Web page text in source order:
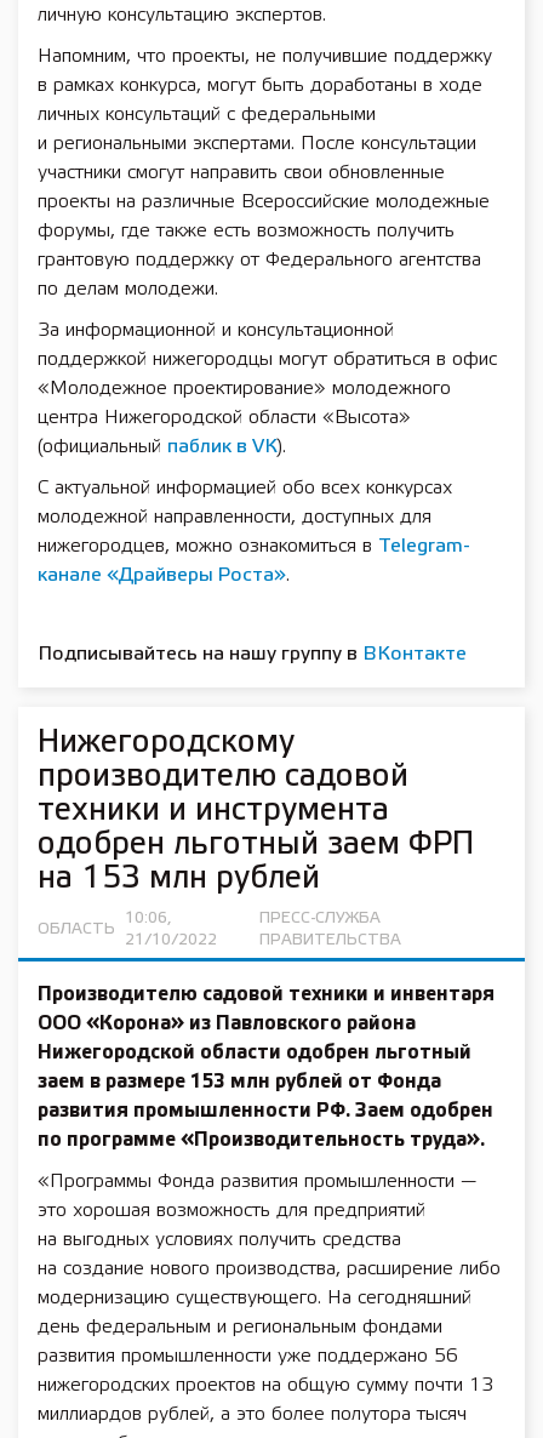
личную консультацию экспертов.
Напомним, что проекты, не получившие поддержку
в рамках конкурса, могут быть доработаны в ходе
личных консультаций с федеральными
и региональными экспертами. После консультации
участники смогут направить свои обновленные
проекты на различные Всероссийские молодежные
форумы, где также есть возможность получить
грантовую поддержку от Федерального агентства
по делам молодежи.
За информационной и консультационной
поддержкой нижегородцы могут обратиться в офис
«Молодежное проектирование» молодежного
центра Нижегородской области «Высота»
(официальный паблик в VК).
С актуальной информацией обо всех конкурсах
молодежной направленности, доступных для
нижегородцев, можно ознакомиться в Telegram-
канале «Драйверы Роста».
Подписывайтесь на нашу группу в ВКонтакте
Нижегородскому
производителю садовой
техники и инструмента
одобрен льготный заем ФРП
на 153 млн рублей
ОБЛАСТЬ
10:06,
21/10/2022
ПРЕСС-СЛУЖБА
ПРАВИТЕЛЬСТВА
Производителю садовой техники и инвентаря
ООО «Корона» из Павловского района
Нижегородской области одобрен льготный
заем в размере 153 млн рублей от Фонда
развития промышленности РФ. Заем одобрен
по программе «Производительность труда».
«Программы Фонда развития промышленности —
это хорошая возможность для предприятий
на выгодных условиях получить средства
на создание нового производства, расширение либо
модернизацию существующего. На сегодняшний
день федеральным и региональным фондами
развития промышленности уже поддержано 56
нижегородских проектов на общую сумму почти 13
миллиардов рублей, а это более полутора тысяч